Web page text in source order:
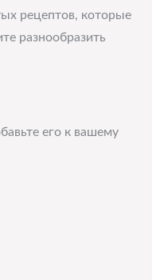
рецептов, которые
разнообразить
его к вашему